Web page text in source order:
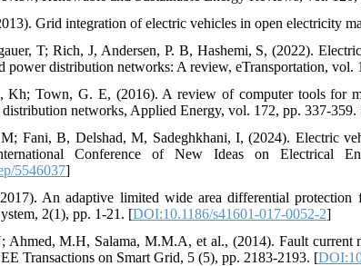
Grid integration of electric vehicles in open electricity
T; Rich, J, Andersen, P. B, Hashemi, S, (2022).
power distribution networks: A review, eTransportation, vol.
Kh; Town, G. E, (2016). A review of computer tools for
networks, Applied Energy, vol. 172, pp. 337-359.
Fani, B, Delshad, M, Sadeghkhani, I, (2024). Electric
Conference of New Ideas on Electrical
5546037]
An adaptive limited wide area differential
2(1), pp. 1-21. [DOI:10.1186/s41601-017-0052-2]
Ahmed, M.H, Salama, M.M.A, et al., (2014). Fault current
Transactions on Smart Grid, 5 (5), pp. 2183-2193. [